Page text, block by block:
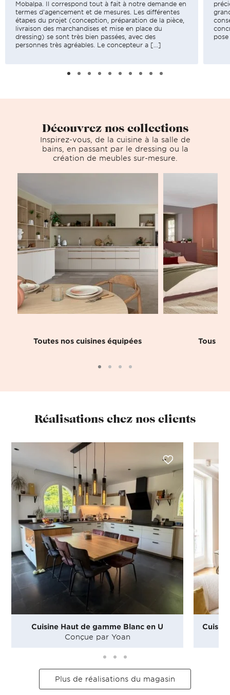
Mobalpa. Il correspond tout à fait à notre demande en
termes d'agencement et de mesures. Les différentes
étapes du projet (conception, préparation de la pièce,
livraison des marchandises et mise en place du
dressing) se sont très bien passées, avec des
personnes très agréables. Le concepteur a [...]
Découvrez nos collections
Inspirez-vous, de la cuisine à la salle de
bains, en passant par le dressing ou la
création de meubles sur-mesure.
Toutes nos cuisines équipées Tous
Réalisations chez nos clients
Cuisine Haut de gamme Blanc en U
Conçue par Yoan
Plus de réalisations du magasin